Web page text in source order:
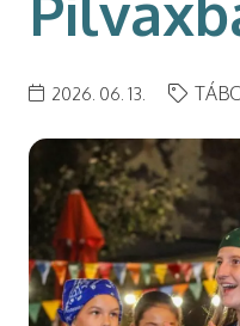
2026. 06. 13.